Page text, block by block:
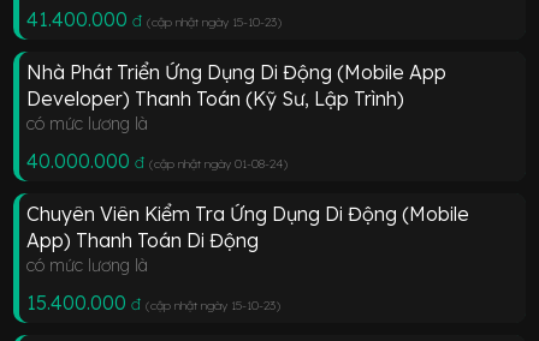
41.400.000 đ (cập nhật ngày 15-10-23)
Nhà Phát Triển Ứng Dụng Di Động (Mobile App
Developer) Thanh Toán (Kỹ Sư, Lập Trình)
có mức lương là
40.000.000 đ (cập nhật ngày 01-08-24)
Chuyên Viên Kiểm Tra Ứng Dụng Di Động (Mobile
App) Thanh Toán Di Động
có mức lương là
15.400.000 đ (cập nhật ngày 15-10-23)